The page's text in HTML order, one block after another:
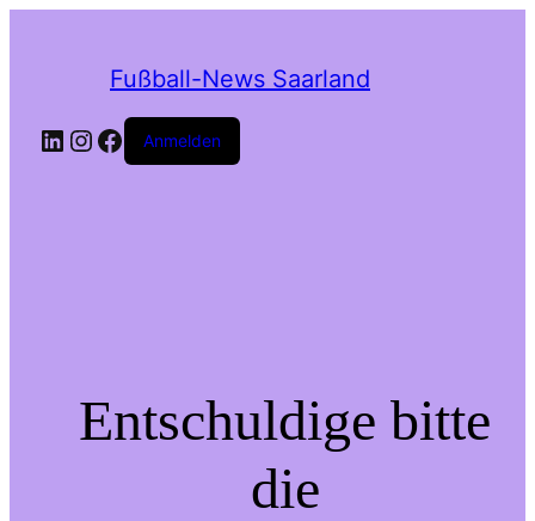
Fußball-News Saarland
Anmelden
Entschuldige bitte
die